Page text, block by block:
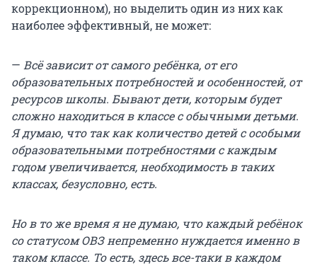
коррекционном), но выделить один из них как
наиболее эффективный, не может:
— Всё зависит от самого ребёнка, от его
образовательных потребностей и особенностей, от
ресурсов школы. Бывают дети, которым будет
сложно находиться в классе с обычными детьми.
Я думаю, что так как количество детей с особыми
образовательными потребностями с каждым
годом увеличивается, необходимость в таких
классах, безусловно, есть.
Но в то же время я не думаю, что каждый ребёнок
со статусом ОВЗ непременно нуждается именно в
таком классе. То есть, здесь все-таки в каждом